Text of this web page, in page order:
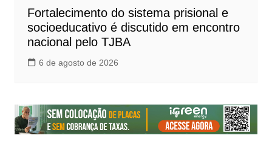
Fortalecimento do sistema prisional e
socioeducativo é discutido em encontro
nacional pelo TJBA
6 de agosto de 2026